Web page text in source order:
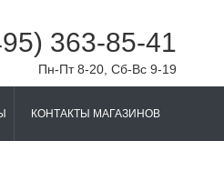
363-85-41
Пн-Пт 8-20, Сб-Вс 9-19
КОНТАКТЫ МАГАЗИНОВ